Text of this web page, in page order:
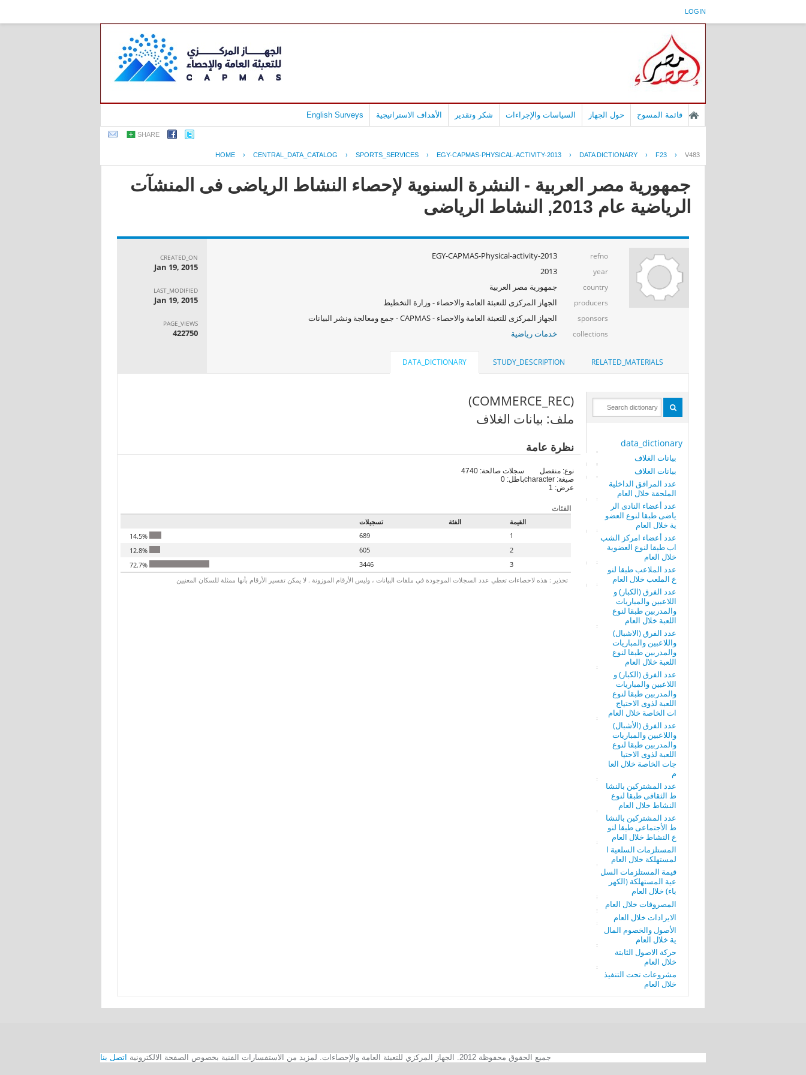
LOGIN
قائمة المسوح حول الجهاز السياسات والإجراءات شكر وتقدير الأهداف الاستراتيجية English Surveys
SHARE
HOME › CENTRAL_DATA_CATALOG › SPORTS_SERVICES › EGY-CAPMAS-PHYSICAL-ACTIVITY-2013 › DATA DICTIONARY › F23 › V483
جمهورية مصر العربية - النشرة السنوية لإحصاء النشاط الرياضى فى المنشآت
الرياضية عام 2013, النشاط الرياضى
refno
EGY-CAPMAS-Physical-activity-2013
year
2013
country جمهورية مصر العربية
producers الجهاز المركزى للتعبئة العامة والاحصاء - وزارة التخطيط
sponsors الجهاز المركزى للتعبئة العامة والاحصاء - CAPMAS - جمع ومعالجة ونشر البيانات
collections خدمات رياضية
CREATED_ON
Jan 19, 2015
LAST_MODIFIED
Jan 19, 2015
PAGE_VIEWS
422750
RELATED_MATERIALS
STUDY_DESCRIPTION
DATA_DICTIONARY
data_dictionary
بيانات الغلاف
بيانات الغلاف
عدد المرافق الداخلية
الملحقة خلال العام
عدد أعضاء النادى الر
ياضى طبقا لنوع العضو
ية خلال العام
عدد أعضاء امركز الشب
اب طبقا لنوع العضوية
خلال العام
عدد الملاعب طبقا لنو
ع الملعب خلال العام
عدد الفرق (الكبار) و
اللاعبين والمباريات
والمدربين طبقا لنوع
اللعبة خلال العام
عدد الفرق (الاشبال)
واللاعبين والمباريات
والمدربين طبقا لنوع
اللعبة خلال العام
عدد الفرق (الكبار) و
اللاعبين والمباريات
والمدربين طبقا لنوع
اللعبة لذوى الاحتياج
ات الخاصة خلال العام
عدد الفرق (الأشبال)
واللاعبين والمباريات
والمدربين طبقا لنوع
اللعبة لذوى الاحتيا
جات الخاصة خلال العا
م
عدد المشتركين بالنشا
ط الثقافى طبقا لنوع
النشاط خلال العام
عدد المشتركين بالنشا
ط الأجتماعى طبقا لنو
ع النشاط خلال العام
المستلزمات السلعية ا
لمستهلكة خلال العام
قيمة المستلزمات السل
عية المستهلكة (الكهر
باء) خلال العام
المصروفات خلال العام
الايرادات خلال العام
الأصول والخصوم المال
ية خلال العام
حركة الاصول الثابتة
خلال العام
مشروعات تحت التنفيذ
خلال العام
(COMMERCE_REC)
ملف: بيانات الغلاف
نظرة عامة
نوع: منفصل
صيغة: character
عرض: 1
سجلات صالحة: 4740
باطل: 0
الفئات
القيمة الفئة
تسجيلات
1
689
2
605
3
3446
تحذير : هذه لاحصاءات تعطي عدد السجلات الموجودة في ملفات البيانات ، وليس الأرقام الموزونة . لا يمكن تفسير الأرقام بأنها ممثلة للسكان المعنيين
جميع الحقوق محفوظة 2012. الجهاز المركزي للتعبئة العامة والإحصاءات. لمزيد من الاستفسارات الفنية بخصوص الصفحة الالكترونية اتصل بنا